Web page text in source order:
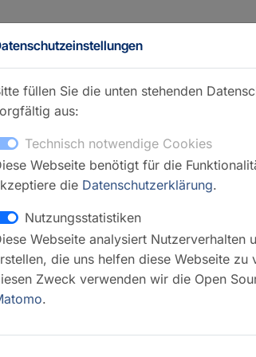
– Labor
füllen Sie die unten stehenden
aus:
Technisch notwendige Cookies
Webseite benötigt für die
die Datenschutzerklärung.
Nutzungsstatistiken
Webseite analysiert Nutzerverhalten
die uns helfen diese Webseite zu
Zweck verwenden wir die Open
.